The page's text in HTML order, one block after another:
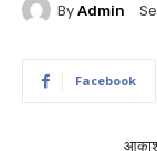
By Admin
Facebook
आकाश